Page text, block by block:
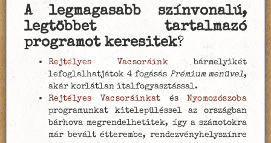
A legmagasabb színvonalú,
legtöbbet tartalmazó
programot keresitek?
Rejtélyes Vacsoráink bármelyikét
lefoglalhatjátok 4 fogásás Prémium menüvel,
akár korlátlan italfogyasztással.
Rejtélyes Vacsoráinkat és Nyomozószoba
programunkat kitelepüléssel az országban
bárhova megrendelhetitek, így a számotokra
már bevált étterembe, rendezvényhelyszínre